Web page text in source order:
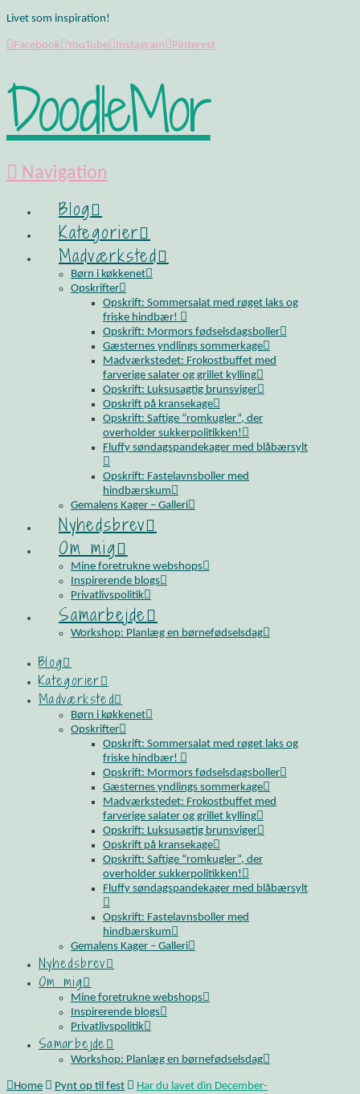
Livet som inspiration!
Facebook YouTube Instagram Pinterest
DoodleMor
Navigation
Blog
Kategorier
Madværksted
Børn i køkkenet
Opskrifter
Opskrift: Sommersalat med røget laks og
friske hindbær!
Opskrift: Mormors fødselsdagsboller
Gæsternes yndlings sommerkage
Madværkstedet: Frokostbuffet med
farverige salater og grillet kylling
Opskrift: Luksusagtig brunsviger
Opskrift på kransekage
Opskrift: Saftige “romkugler”, der
overholder sukkerpolitikken!
Fluffy søndagspandekager med blåbærsylt
Opskrift: Fastelavnsboller med
hindbærskum
Gemalens Kager – Galleri
Nyhedsbrev
Om mig
Mine foretrukne webshops
Inspirerende blogs
Privatlivspolitik
Samarbejde
Workshop: Planlæg en børnefødselsdag
Blog
Kategorier
Madværksted
Børn i køkkenet
Opskrifter
Opskrift: Sommersalat med røget laks og
friske hindbær!
Opskrift: Mormors fødselsdagsboller
Gæsternes yndlings sommerkage
Madværkstedet: Frokostbuffet med
farverige salater og grillet kylling
Opskrift: Luksusagtig brunsviger
Opskrift på kransekage
Opskrift: Saftige “romkugler”, der
overholder sukkerpolitikken!
Fluffy søndagspandekager med blåbærsylt
Opskrift: Fastelavnsboller med
hindbærskum
Gemalens Kager – Galleri
Nyhedsbrev
Om mig
Mine foretrukne webshops
Inspirerende blogs
Privatlivspolitik
Samarbejde
Workshop: Planlæg en børnefødselsdag
Home Pynt op til fest
Har du lavet din December-